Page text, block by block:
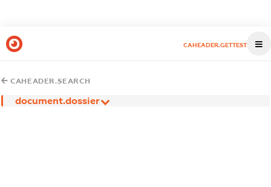
CAHEADER.GETTEST
CAHEADER.SEARCH
document.dossier